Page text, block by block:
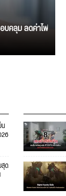
บคลุม ลดค่าไฟ
ด